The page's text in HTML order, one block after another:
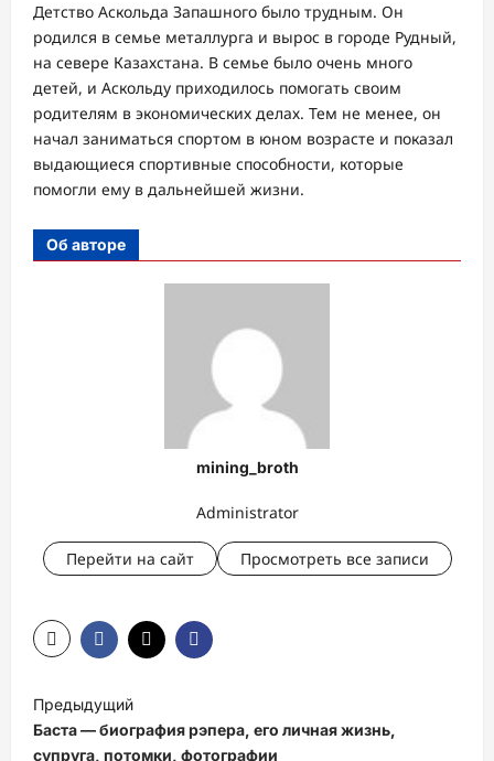
Детство Аскольда Запашного было трудным. Он
родился в семье металлурга и вырос в городе Рудный,
на севере Казахстана. В семье было очень много
детей, и Аскольду приходилось помогать своим
родителям в экономических делах. Тем не менее, он
начал заниматься спортом в юном возрасте и показал
выдающиеся спортивные способности, которые
помогли ему в дальнейшей жизни.
Об авторе
mining_broth
Administrator
Перейти на сайт Просмотреть все записи
а
Предыдущий
Баста — биография рэпера, его личная жизнь,
супруга, потомки, фотографии